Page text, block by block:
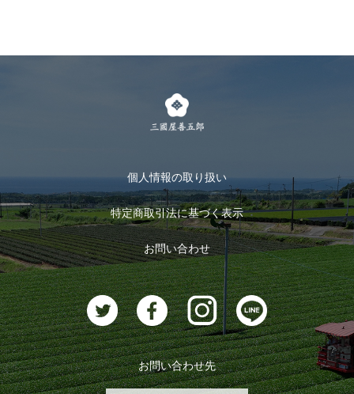
個人情報の取り扱い
特定商取引法に基づく表示
お問い合わせ
お問い合わせ先